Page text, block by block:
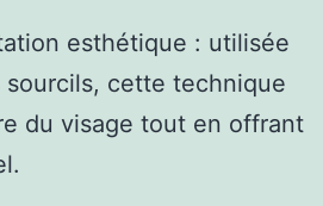
esthétique : utilisée
sourcils, cette technique
du visage tout en offrant